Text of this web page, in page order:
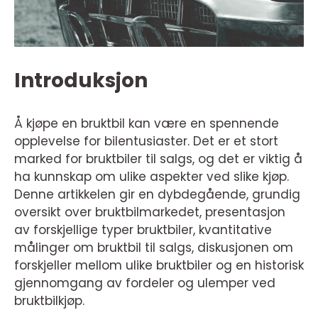
Introduksjon
Å kjøpe en bruktbil kan være en spennende
opplevelse for bilentusiaster. Det er et stort
marked for bruktbiler til salgs, og det er viktig å
ha kunnskap om ulike aspekter ved slike kjøp.
Denne artikkelen gir en dybdegående, grundig
oversikt over bruktbilmarkedet, presentasjon
av forskjellige typer bruktbiler, kvantitative
målinger om bruktbil til salgs, diskusjonen om
forskjeller mellom ulike bruktbiler og en historisk
gjennomgang av fordeler og ulemper ved
bruktbilkjøp.